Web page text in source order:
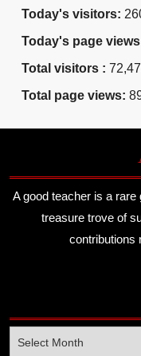
Today's visitors:
Today's page
Total visitors :
Total page views:
A good teacher is a rare
treasure trove of
contributions